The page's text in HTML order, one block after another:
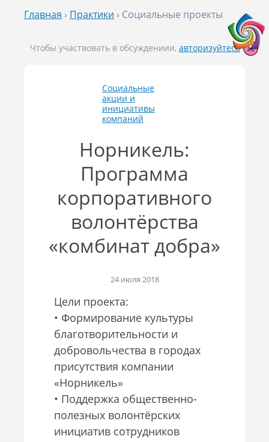
Главная › Практики › Социальные проекты
Чтобы участвовать в обсуждениии, авторизуйтесь
Социальные
акции и
инициативы
компаний
Норникель:
Программа
корпоративного
волонтёрства
«комбинат добра»
24 июля 2018
Цели проекта:
• Формирование культуры
благотворительности и
добровольчества в городах
присутствия компании
«Норникель»
• Поддержка общественно-
полезных волонтёрских
инициатив сотрудников